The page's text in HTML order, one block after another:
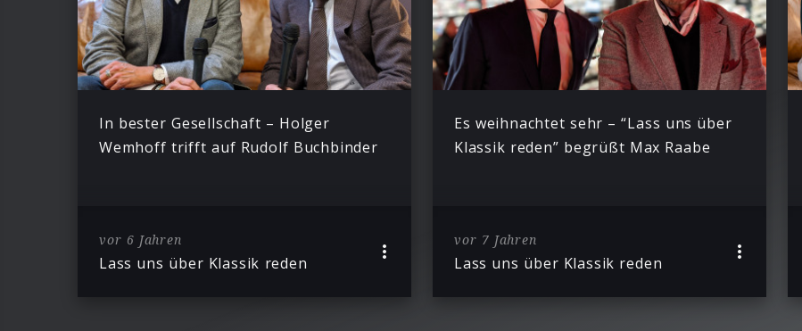
In bester Gesellschaft – Holger
Wemhoff trifft auf Rudolf Buchbinder
vor 6 Jahren
Lass uns über Klassik reden
Es weihnachtet sehr – “Lass uns über
Klassik reden” begrüßt Max Raabe
vor 7 Jahren
Lass uns über Klassik reden